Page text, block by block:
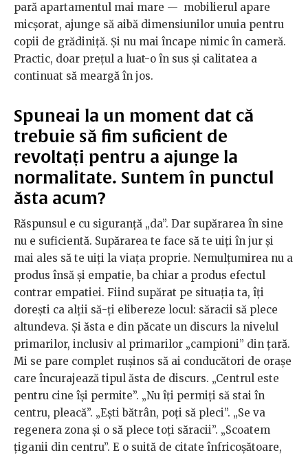
pară apartamentul mai mare — mobilierul apare
micșorat, ajunge să aibă dimensiunilor unuia pentru
copii de grădiniță. Și nu mai încape nimic în cameră.
Practic, doar prețul a luat-o în sus și calitatea a
continuat să meargă în jos.
Spuneai la un moment dat că
trebuie să fim suficient de
revoltați pentru a ajunge la
normalitate. Suntem în punctul
ăsta acum?
Răspunsul e cu siguranță „da”. Dar supărarea în sine
nu e suficientă. Supărarea te face să te uiți în jur și
mai ales să te uiți la viața proprie. Nemulțumirea nu a
produs însă și empatie, ba chiar a produs efectul
contrar empatiei. Fiind supărat pe situația ta, îți
dorești ca alții să-ți elibereze locul: săracii să plece
altundeva. Și ăsta e din păcate un discurs la nivelul
primarilor, inclusiv al primarilor „campioni” din țară.
Mi se pare complet rușinos să ai conducători de orașe
care încurajează tipul ăsta de discurs. „Centrul este
pentru cine își permite”. „Nu îți permiți să stai în
centru, pleacă”. „Ești bătrân, poți să pleci”. „Se va
regenera zona și o să plece toți săracii”. „Scoatem
țiganii din centru”. E o suită de citate înfricoșătoare,